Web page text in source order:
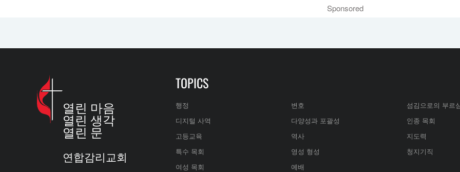
Sponsored
열린 마음
열린 생각
열린 문
연합감리교회
TOPICS
행정 변호 섬김으로의 부르
디지털 사역
다양성과 포괄성 인종 목회
고등교육
역사 지도력
특수 목회
영성 형성 청지기직
여성 목회
예배